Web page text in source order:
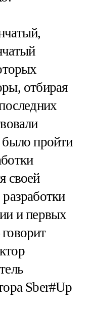
отбирая
было пройти
своей
и первых
Sber#Up